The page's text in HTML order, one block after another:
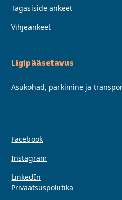
Tagasiside ankeet
Vihjeankeet
Ligipääsetavus
Asukohad, parkimine ja
Privaatsuspoliitika
Facebook
Instagram
LinkedIn